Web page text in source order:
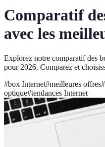
Comparatif
avec les
Explorez notre comparatif des
pour 2026. Comparez et
#box Internet#meilleures offres#
optique#tendances Internet